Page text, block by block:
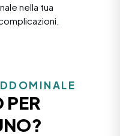
nella tua
PER